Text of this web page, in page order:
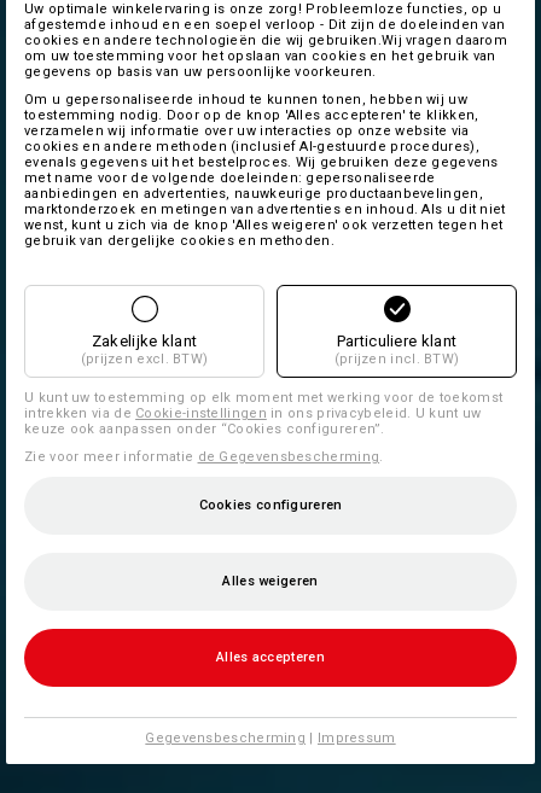
Uw optimale winkelervaring is onze zorg! Probleemloze functies, op u
afgestemde inhoud en een soepel verloop - Dit zijn de doeleinden van
cookies en andere technologieën die wij gebruiken.Wij vragen daarom
om uw toestemming voor het opslaan van cookies en het gebruik van
gegevens op basis van uw persoonlijke voorkeuren.
Om u gepersonaliseerde inhoud te kunnen tonen, hebben wij uw
toestemming nodig. Door op de knop 'Alles accepteren' te klikken,
verzamelen wij informatie over uw interacties op onze website via
cookies en andere methoden (inclusief AI-gestuurde procedures),
evenals gegevens uit het bestelproces. Wij gebruiken deze gegevens
met name voor de volgende doeleinden: gepersonaliseerde
aanbiedingen en advertenties, nauwkeurige productaanbevelingen,
marktonderzoek en metingen van advertenties en inhoud. Als u dit niet
wenst, kunt u zich via de knop 'Alles weigeren' ook verzetten tegen het
gebruik van dergelijke cookies en methoden.
Zakelijke klant
(prijzen excl. BTW)
Particuliere klant
(prijzen incl. BTW)
U kunt uw toestemming op elk moment met werking voor de toekomst
intrekken via de Cookie-instellingen in ons privacybeleid. U kunt uw
keuze ook aanpassen onder “Cookies configureren”.
Zie voor meer informatie de Gegevensbescherming.
Cookies configureren
Alles weigeren
Alles accepteren
Gegevensbescherming | Impressum